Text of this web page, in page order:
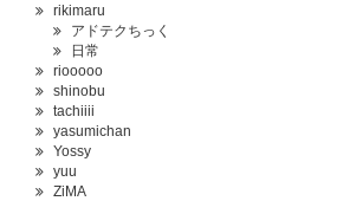
rikimaru
アドテクちっく
日常
riooooo
shinobu
tachiiii
yasumichan
Yossy
yuu
ZiMA